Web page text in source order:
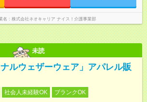
名 株式会社ネオキャリア ナイス！介護事業部
未読
ナルウェザーウェア」アパレル販
社会人未経験OK
ブランクOK